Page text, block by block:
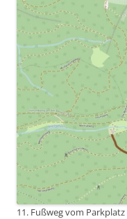
11. Fußweg vom